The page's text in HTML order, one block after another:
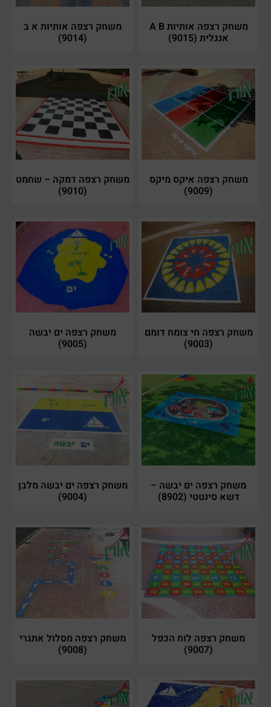
משחק רצפה אותיות A B
אנגלית (9015)
משחק רצפה אותיות א ב
(9014)
משחק רצפה איקס מיקס
(9009)
משחק רצפה דמקה – שחמט
(9010)
משחק רצפה חי צומח דומם
(9003)
משחק רצפה ים יבשה
(9005)
משחק רצפה ים יבשה –
דשא סינטטי (8902)
משחק רצפה ים יבשה מלבן
(9004)
משחק רצפה לוח הכפל
(9007)
משחק רצפה מסלול אתגרי
(9008)